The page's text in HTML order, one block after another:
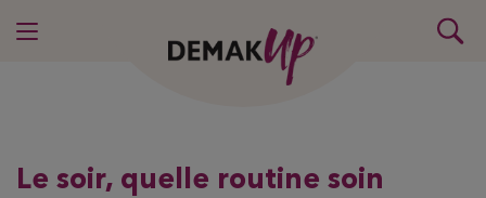
Le soir, quelle routine soin